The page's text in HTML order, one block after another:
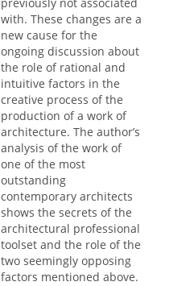
previously not associated
with. These changes are a
new cause for the
ongoing discussion about
the role of rational and
intuitive factors in the
creative process of the
production of a work of
architecture. The author’s
analysis of the work of
one of the most
outstanding
contemporary architects
shows the secrets of the
architectural professional
toolset and the role of the
two seemingly opposing
factors mentioned above.